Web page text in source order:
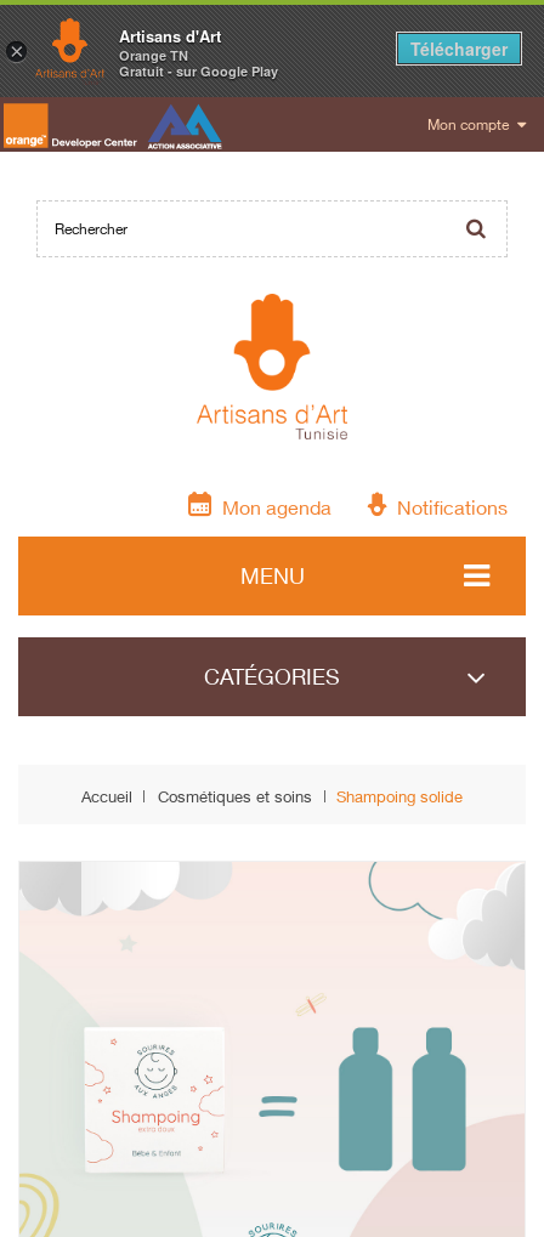
Mon compte
Mon agenda Notifications
MENU
CATÉGORIES
Accueil Cosmétiques et soins Shampoing solide
×
Artisans d'Art
Orange TN
Gratuit - sur Google Play
Télécharger